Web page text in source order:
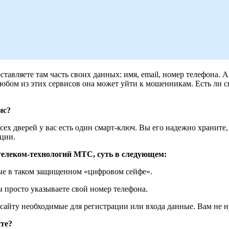
там часть своих данных: имя, email, номер телефона.
из этих сервисов она может уйти к мошенникам. Есть ли
дверей у вас есть один смарт-ключ. Вы его надежно
технологий МТС, суть в следующем:
в таком защищенном «цифровом сейфе».
указываете свой номер телефона.
необходимые для регистрации или входа данные. Вам не